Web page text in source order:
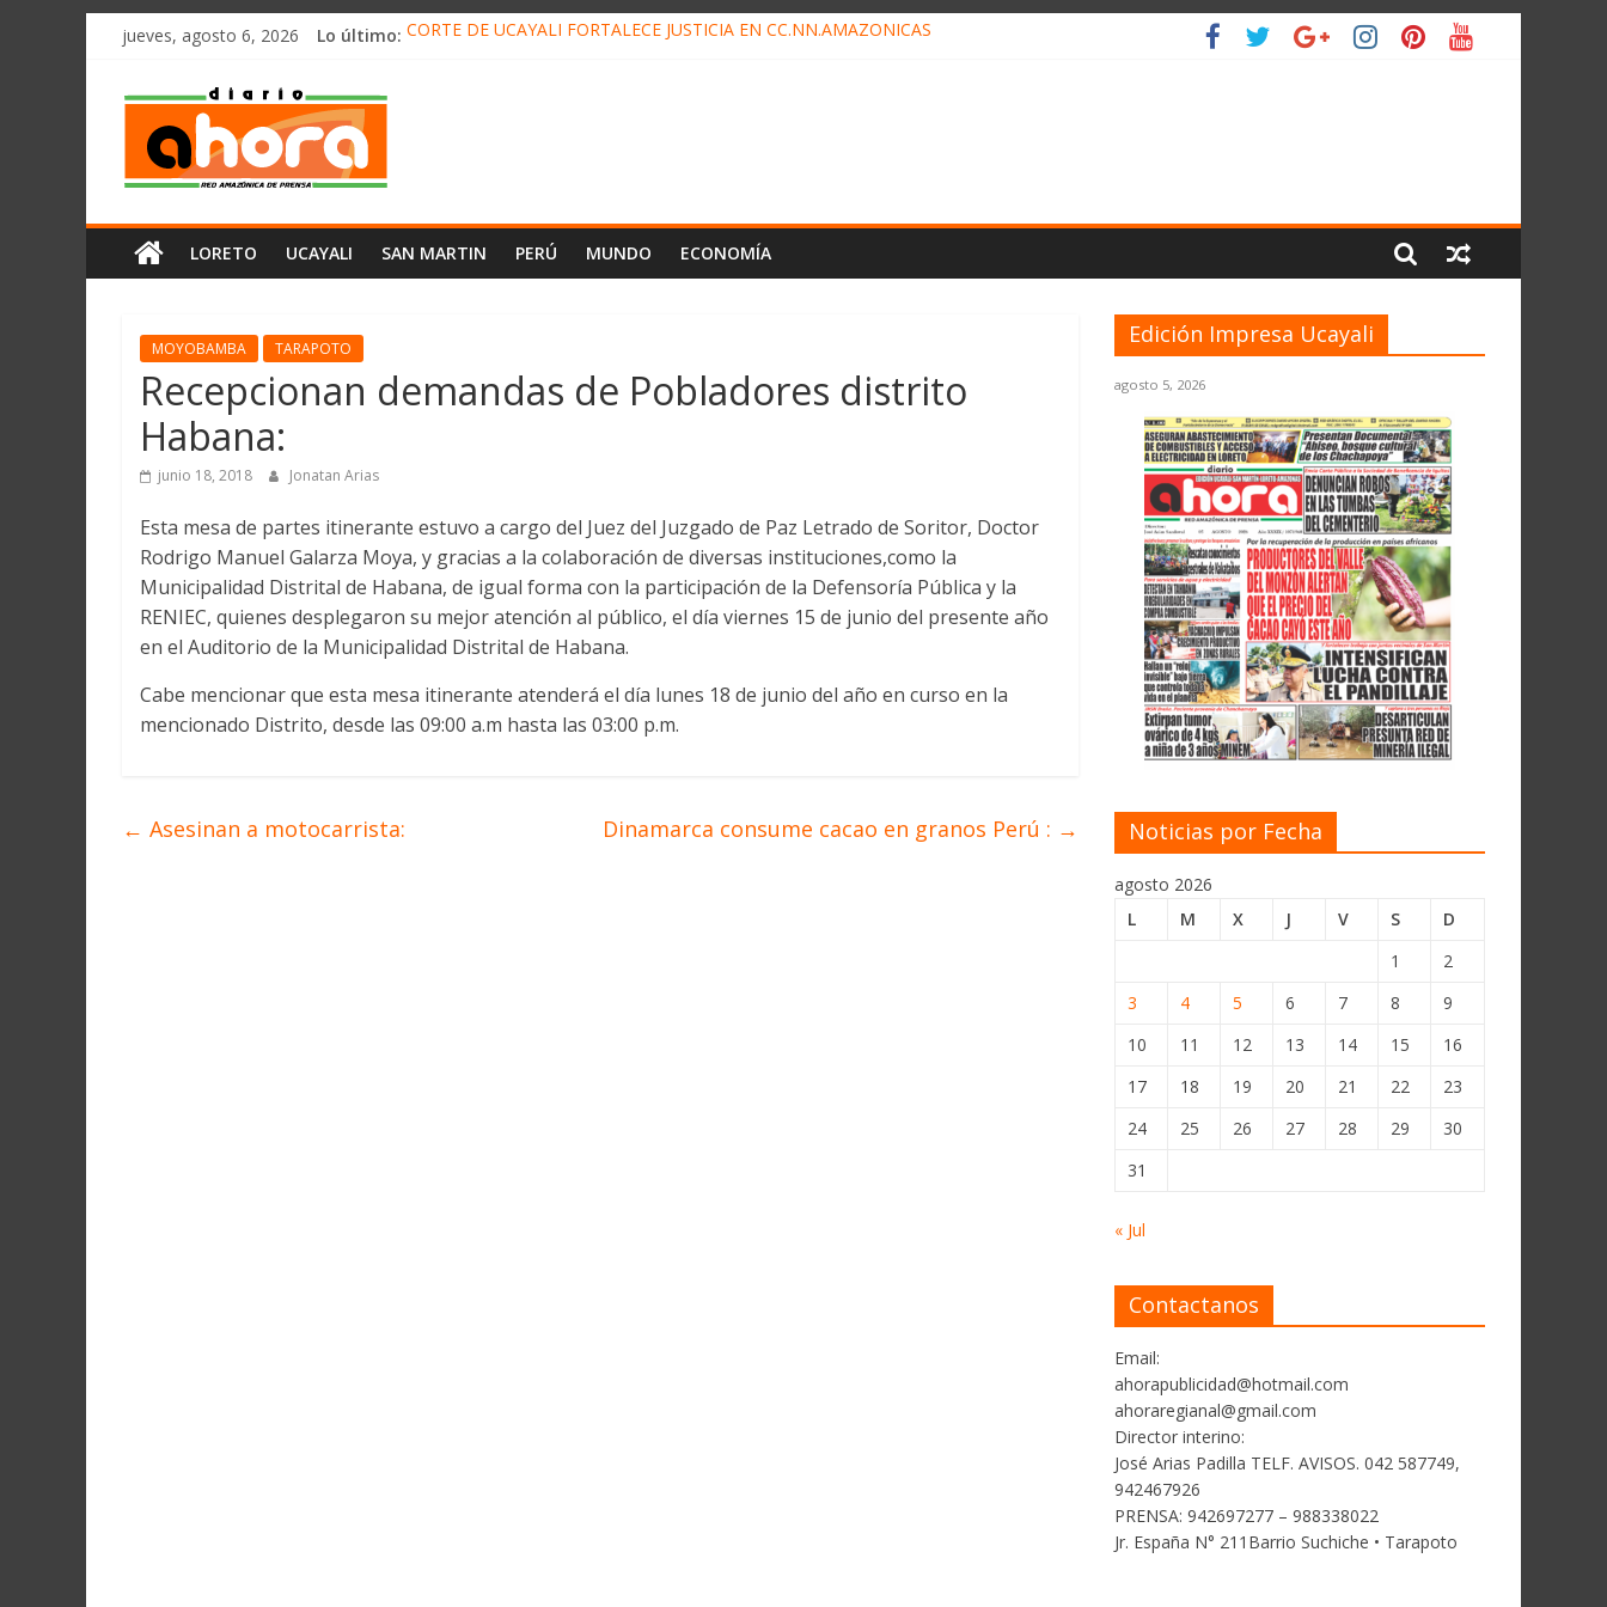
олимп казино
Saltarjueves, agosto 6, 2026 Lo último: CORTE DE UCAYALI FORTALECE JUSTICIA EN CC.NN.AMAZÓNICAS
Diario
Ahora
Cadena
Amazónica
de
Noticias
del
Perú,
Mundo
Ucayali,
San
Martín
Loreto
LORETO UCAYALI SAN MARTIN PERÚ MUNDO ECONOMÍA
MOYOBAMBA TARAPOTO
Recepcionan demandas de Pobladores distrito
Habana:
junio 18, 2018 Jonatan Arias
Esta mesa de partes itinerante estuvo a cargo del Juez del Juzgado de Paz Letrado de Soritor, Doctor
Rodrigo Manuel Galarza Moya, y gracias a la colaboración de diversas instituciones,como la
Municipalidad Distrital de Habana, de igual forma con la participación de la Defensoría Pública y la
RENIEC, quienes desplegaron su mejor atención al público, el día viernes 15 de junio del presente año
en el Auditorio de la Municipalidad Distrital de Habana.
Cabe mencionar que esta mesa itinerante atenderá el día lunes 18 de junio del año en curso en la
mencionado Distrito, desde las 09:00 a.m hasta las 03:00 p.m.
← Asesinan a motocarrista: Dinamarca consume cacao en granos Perú : →
Edición Impresa Ucayali
agosto 5, 2026
Noticias por Fecha
agosto 2026
L
M X J V S
D
1
2
3
4 5 6 7 8
9
10
11 12 13 14 15
16
17
18 19 20 21 22
23
24
25 26 27 28 29
30
31
« Jul
Contactanos
Email:
ahorapublicidad@hotmail.com
ahoraregianal@gmail.com
Director interino:
José Arias Padilla TELF. AVISOS. 042 587749,
942467926
PRENSA: 942697277 – 988338022
Jr. España N° 211Barrio Suchiche • Tarapoto